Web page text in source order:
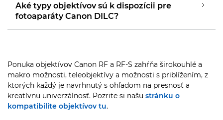
Aké typy objektívov sú k dispozícii pre
fotoaparáty Canon DILC?
Ponuka objektívov Canon RF a RF-S zahŕňa širokouhlé a
makro možnosti, teleobjektívy a možnosti s priblížením, z
ktorých každý je navrhnutý s ohľadom na presnosť a
kreatívnu univerzálnosť. Pozrite si našu stránku o
kompatibilite objektívov tu.